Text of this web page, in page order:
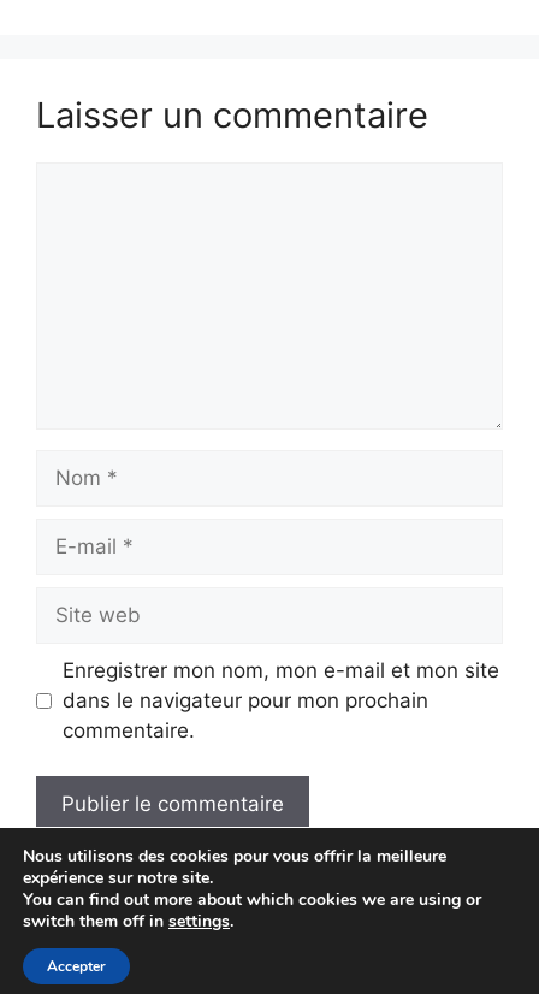
Laisser un commentaire
mail
web
Enregistrer mon nom, mon e-mail et mon site
dans le navigateur pour mon prochain
commentaire.
A
l
t
e
r
Nous utilisons des cookies pour vous offrir la meilleure
expérience sur notre site.
You can find out more about which cookies we are using or
switch them off in settings.
Accepter